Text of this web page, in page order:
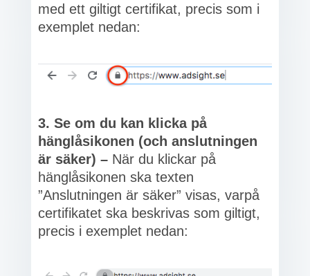
med ett giltigt certifikat, precis som i
exemplet nedan:
3. Se om du kan klicka på
hänglåsikonen (och anslutningen
är säker) – När du klickar på
hänglåsikonen ska texten
”Anslutningen är säker” visas, varpå
certifikatet ska beskrivas som giltigt,
precis i exemplet nedan: